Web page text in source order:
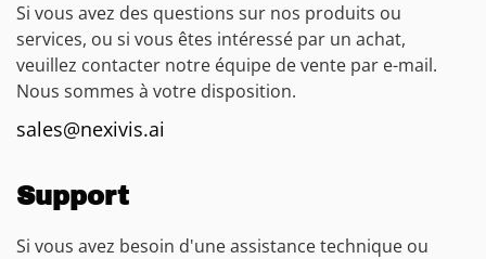
Si vous avez des questions sur nos produits ou
services, ou si vous êtes intéressé par un achat,
veuillez contacter notre équipe de vente par e-mail.
Nous sommes à votre disposition.
sales@nexivis.ai
Support
Si vous avez besoin d'une assistance technique ou